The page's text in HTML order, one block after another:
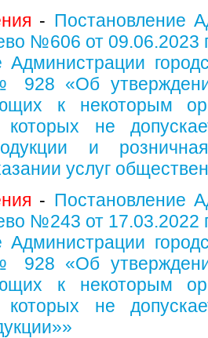
- Постановление
№606 от 09.06.2023
Администрации
928 «Об
к некоторым
не
и
услуг
- Постановление
№243 от 17.03.2022
Администрации
928 «Об
к некоторым
не